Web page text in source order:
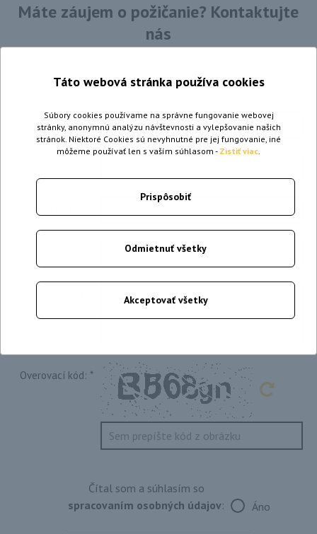
Máte záujem o požičanie? Kontaktujte
nás
Mám záujem o:
Overovací kód: *
Čítal som a súhlasím so
spracovaním osobných údajov: Áno
Táto webová stránka používa cookies
Súbory cookies používame na správne fungovanie webovej
stránky, anonymnú analýzu návštevnosti a vylepšovanie našich
stránok. Niektoré Cookies sú nevyhnutné pre jej fungovanie, iné
môžeme používať len s vaším súhlasom - Zistiť viac
Prispôsobiť
Odmietnuť všetky
Akceptovať všetky